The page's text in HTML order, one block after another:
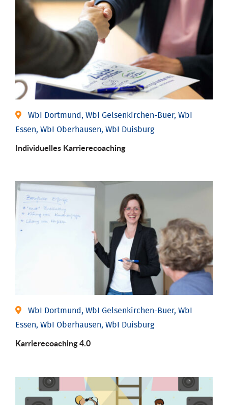
WbI Dortmund, WbI Gelsenkirchen-Buer, WbI
Essen, WbI Oberhausen, WbI Duisburg
Individu­elles Karrierecoaching
WbI Dortmund, WbI Gelsenkirchen-Buer, WbI
Essen, WbI Oberhausen, WbI Duisburg
Karriere­coaching 4.0